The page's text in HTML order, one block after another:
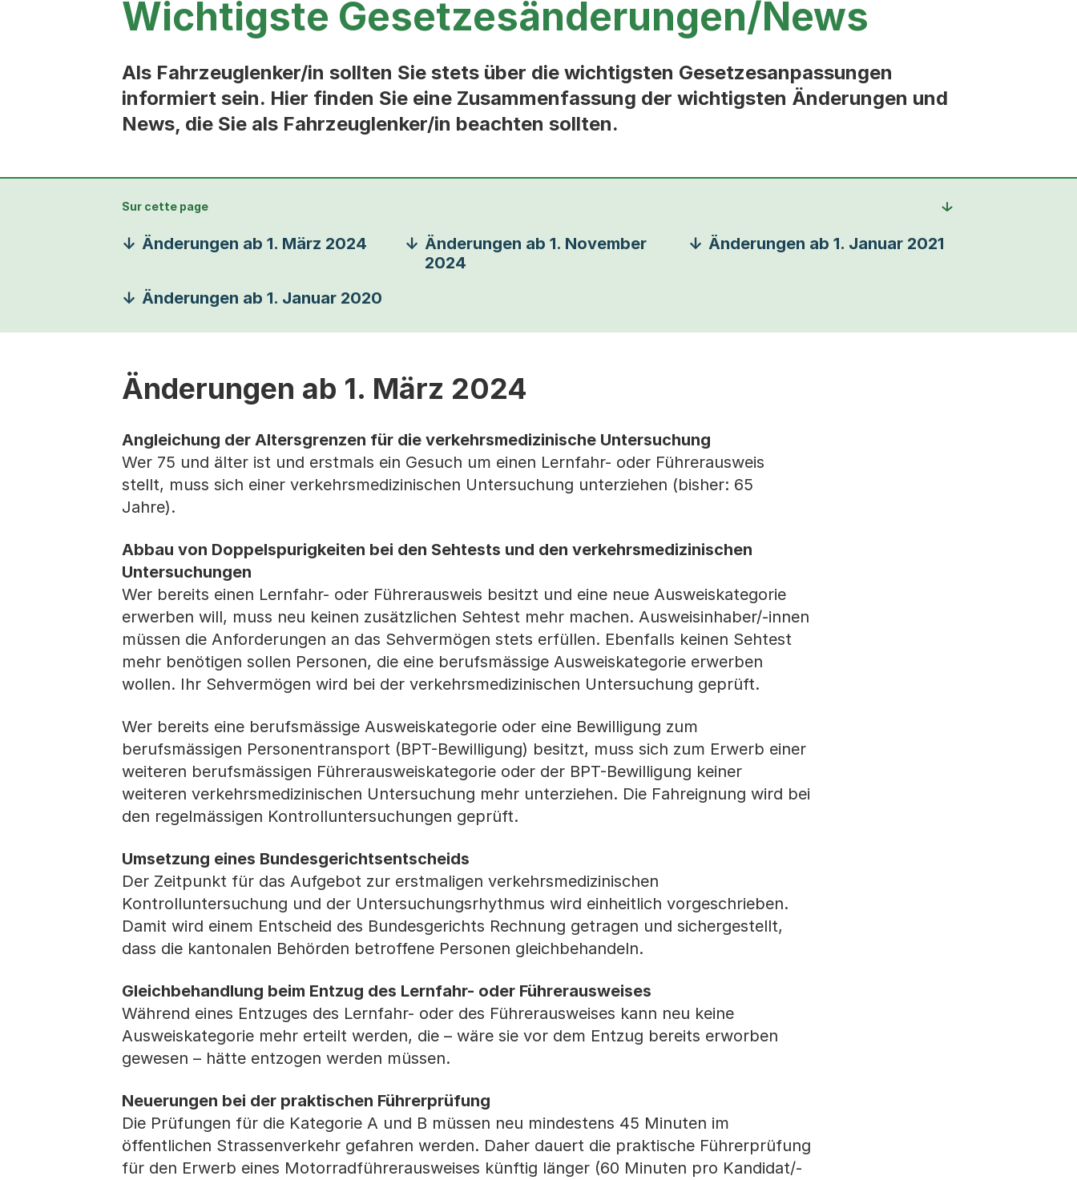
Wichtigste Gesetzesänderungen/News
Als Fahrzeuglenker/in sollten Sie stets über die wichtigsten Gesetzesanpassungen
informiert sein. Hier finden Sie eine Zusammenfassung der wichtigsten Änderungen und
News, die Sie als Fahrzeuglenker/in beachten sollten.
Sur cette page
Änderungen ab 1. März 2024
Änderungen ab 1. November
2024
Änderungen ab 1. Januar 2021
Änderungen ab 1. Januar 2020
Änderungen ab 1. März 2024
Angleichung der Altersgrenzen für die verkehrsmedizinische Untersuchung
Wer 75 und älter ist und erstmals ein Gesuch um einen Lernfahr- oder Führerausweis
stellt, muss sich einer verkehrsmedizinischen Untersuchung unterziehen (bisher: 65
Jahre).
Abbau von Doppelspurigkeiten bei den Sehtests und den verkehrsmedizinischen
Untersuchungen
Wer bereits einen Lernfahr- oder Führerausweis besitzt und eine neue Ausweiskategorie
erwerben will, muss neu keinen zusätzlichen Sehtest mehr machen. Ausweisinhaber/-innen
müssen die Anforderungen an das Sehvermögen stets erfüllen. Ebenfalls keinen Sehtest
mehr benötigen sollen Personen, die eine berufsmässige Ausweiskategorie erwerben
wollen. Ihr Sehvermögen wird bei der verkehrsmedizinischen Untersuchung geprüft.
Wer bereits eine berufsmässige Ausweiskategorie oder eine Bewilligung zum
berufsmässigen Personentransport (BPT-Bewilligung) besitzt, muss sich zum Erwerb einer
weiteren berufsmässigen Führerausweiskategorie oder der BPT-Bewilligung keiner
weiteren verkehrsmedizinischen Untersuchung mehr unterziehen. Die Fahreignung wird bei
den regelmässigen Kontrolluntersuchungen geprüft.
Umsetzung eines Bundesgerichtsentscheids
Der Zeitpunkt für das Aufgebot zur erstmaligen verkehrsmedizinischen
Kontrolluntersuchung und der Untersuchungsrhythmus wird einheitlich vorgeschrieben.
Damit wird einem Entscheid des Bundesgerichts Rechnung getragen und sichergestellt,
dass die kantonalen Behörden betroffene Personen gleichbehandeln.
Gleichbehandlung beim Entzug des Lernfahr- oder Führerausweises
Während eines Entzuges des Lernfahr- oder des Führerausweises kann neu keine
Ausweiskategorie mehr erteilt werden, die – wäre sie vor dem Entzug bereits erworben
gewesen – hätte entzogen werden müssen.
Neuerungen bei der praktischen Führerprüfung
Die Prüfungen für die Kategorie A und B müssen neu mindestens 45 Minuten im
öffentlichen Strassenverkehr gefahren werden. Daher dauert die praktische Führerprüfung
für den Erwerb eines Motorradführerausweises künftig länger (60 Minuten pro Kandidat/-